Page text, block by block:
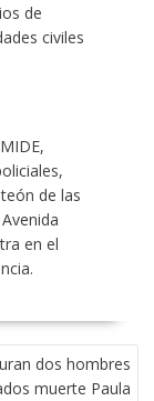
de
civiles
de las
en el
dos hombres
muerte Paula